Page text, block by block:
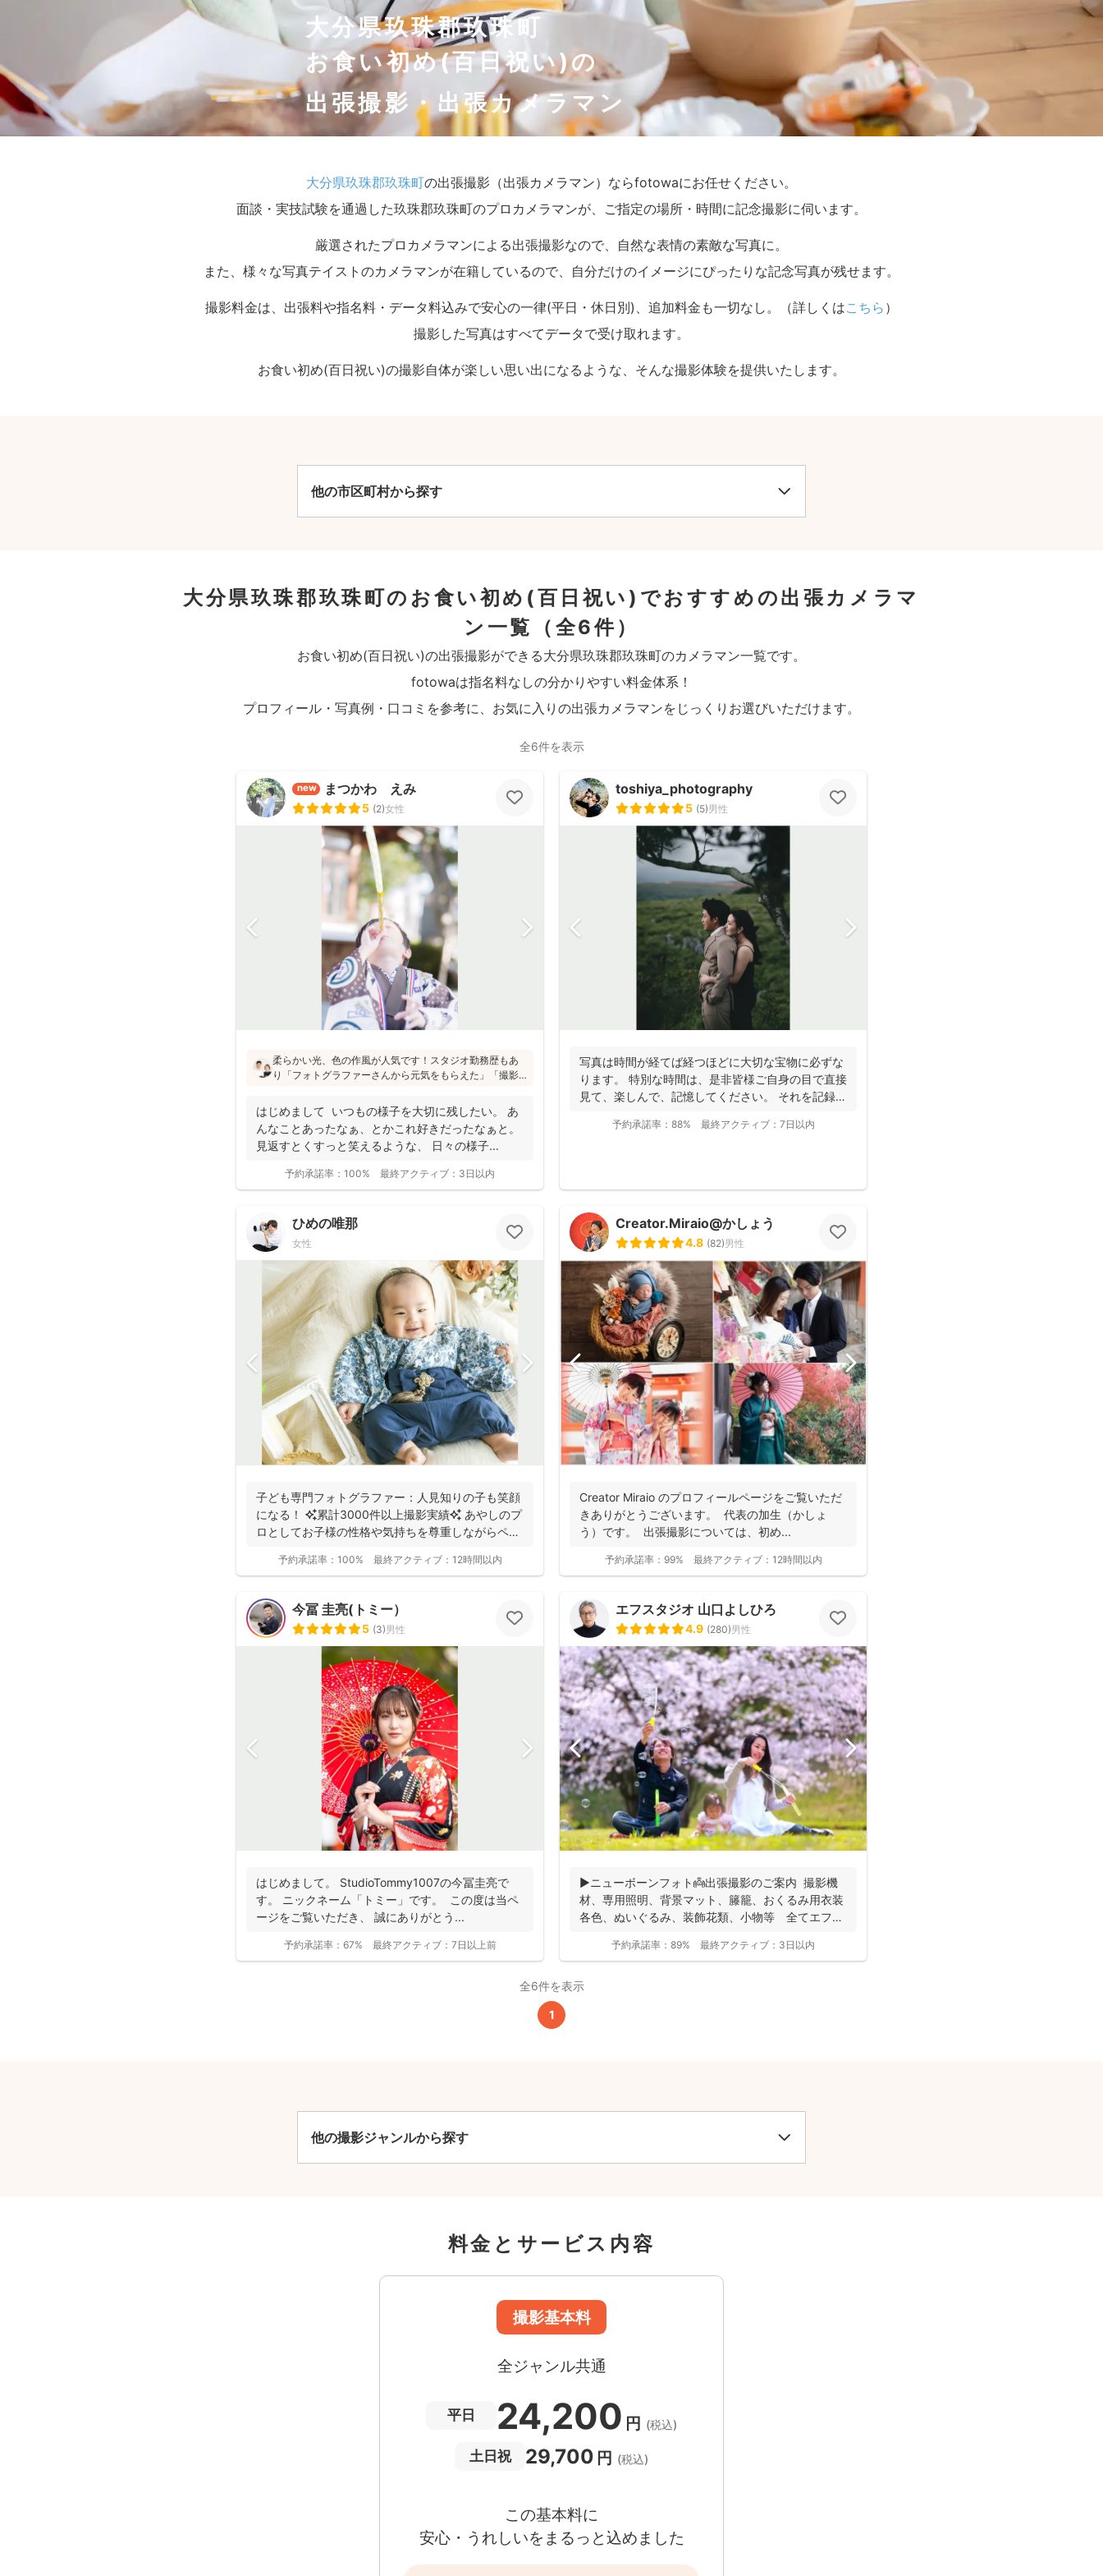
大分県玖珠郡玖珠町
お食い初め(百日祝い)の
出張撮影・出張カメラマン
大分県玖珠郡玖珠町の出張撮影（出張カメラマン）ならfotowaにお任せください。
面談・実技試験を通過した玖珠郡玖珠町のプロカメラマンが、ご指定の場所・時間に記念撮影に伺います。
厳選されたプロカメラマンによる出張撮影なので、自然な表情の素敵な写真に。
また、様々な写真テイストのカメラマンが在籍しているので、自分だけのイメージにぴったりな記念写真が残せます。
撮影料金は、出張料や指名料・データ料込みで安心の一律(平日・休日別)、追加料金も一切なし。（詳しくはこちら ）
撮影した写真はすべてデータで受け取れます。
お食い初め(百日祝い)の撮影自体が楽しい思い出になるような、そんな撮影体験を提供いたします。
他の市区町村から探す
大分県玖珠郡玖珠町のお食い初め(百日祝い)でおすすめの出張カメラマ
ン一覧
（全6件）
お食い初め(百日祝い)の出張撮影ができる大分県玖珠郡玖珠町のカメラマン一覧です。
fotowaは指名料なしの分かりやすい料金体系！
プロフィール・写真例・口コミを参考に、お気に入りの出張カメラマンをじっくりお選びいただけます。
全6件を表示
new まつかわ えみ
5 (2)女性
柔らかい光、色の作風が人気です！スタジオ勤務歴もあ
り「フォトグラファーさんから元気をもらえた」「撮影
写真ではなく、お子さん・親御さんの目線で、自然な様
子を撮影してお届けします(^^)
はじめまして いつもの様子を大切に残したい。 あ
んなことあったなぁ、とかこれ好きだったなぁと。
見返すとくすっと笑えるような、 日々の様子...
予約承諾率： 100% 最終アクティブ： 3日以内
toshiya_photography
5 (5)男性
写真は時間が経てば経つほどに大切な宝物に必ずな
ります。 特別な時間は、是非皆様ご自身の目で直接
見て、楽しんで、記憶してください。 それを記録す
予約承諾率： 88% 最終アクティブ： 7日以内
ひめの唯那
女性
子ども専門フォトグラファー：人見知りの子も笑顔
になる！ ✨累計3000件以上撮影実績✨ あやしのプ
ロとしてお子様の性格や気持ちを尊重しながらペー
予約承諾率： 100% 最終アクティブ： 12時間以内
Creator.Miraio@かしょう
4.8 (82)男性
Creator Miraio のプロフィールページをご覧いただ
きありがとうございます。 代表の加生（かしょ
う）です。 出張撮影については、初め...
予約承諾率： 99% 最終アクティブ： 12時間以内
今冨 圭亮(トミー）
5 (3)男性
はじめまして。 StudioTommy1007の今冨圭亮で
す。 ニックネーム「トミー」です。 この度は当ペ
ージをご覧いただき、 誠にありがとう...
予約承諾率： 67% 最終アクティブ： 7日以上前
エフスタジオ 山口よしひろ
4.9 (280)男性
▶︎ニューボーンフォト👼出張撮影のご案内 撮影機
材、専用照明、背景マット、籐籠、おくるみ用衣装
各色、ぬいぐるみ、装飾花類、小物等 全てエフ・
予約承諾率： 89% 最終アクティブ： 3日以内
全6件を表示
1
他の撮影ジャンルから探す
料金とサービス内容
全ジャンル共通
平日 24,200円 (税込)
(税込)
写真データ75枚~
60分間(目安)撮影
日時変更料が無料
ーでは遠方出張料（+3,000円）が発生する場合が
あります。撮影日時・場所・フォトグラファーが
該当する場合、申込みフォームでお知らせしま